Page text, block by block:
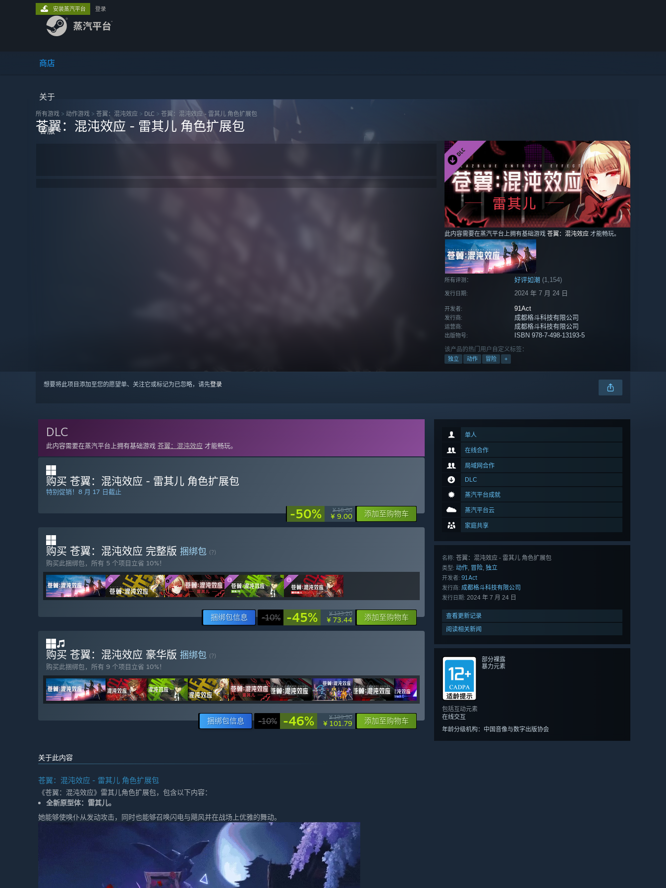
商店
关于
客服
安装蒸汽平台 登录
所有游戏 > 动作‎游戏 > 苍翼：混沌效应 > DLC > 苍翼：混沌效应 - 雷其儿 角色扩展包
苍翼：混沌效应 - 雷其儿 角色扩展包
此内容需要在蒸汽平台上拥有基础游戏 苍翼：混沌效应 才能畅玩。
所有评测： 好评如潮 (1,154)
发行日期: 2024 年 7 月 24 日
开发者: 91Act
发行商: 成都格斗科技有限公司
运营商: 成都格斗科技有限公司
出版物号: ISBN 978-7-498-13193-5
该产品的热门用户自定义标签：
独立 动作 冒险 +
想要将此项目添加至您的愿望单、关注它或标记为已忽略，请先登录
单人
在线合作
局域网合作
DLC
蒸汽平台成就
蒸汽平台云
家庭共享
名称: 苍翼：混沌效应 - 雷其儿 角色扩展包
类型: 动作, 冒险, 独立
开发者: 91Act
发行商: 成都格斗科技有限公司
发行日期: 2024 年 7 月 24 日
查看更新记录
阅读相关新闻
部分裸露
暴力元素
包括互动元素
在线交互
年龄分级机构：中国音像与数字出版协会
DLC
此内容需要在蒸汽平台上拥有基础游戏 苍翼：混沌效应 才能畅玩。
购买 苍翼：混沌效应 - 雷其儿 角色扩展包
特别促销！8 月 17 日截止
-50% ¥ 18.00
¥ 9.00 添加至购物车
购买 苍翼：混沌效应 完整版 捆绑包 (?)
购买此捆绑包，所有 5 个项目立省 10%！
捆绑包信息 -10% -45% ¥ 133.20
¥ 73.44 添加至购物车
购买 苍翼：混沌效应 豪华版 捆绑包 (?)
购买此捆绑包，所有 9 个项目立省 10%！
捆绑包信息 -10% -46% ¥ 189.90
¥ 101.79 添加至购物车
关于此内容
苍翼：混沌效应 - 雷其儿 角色扩展包
《苍翼：混沌效应》雷其儿角色扩展包，包含以下内容：
全新原型体：雷其儿。
她能够使唤仆从发动攻击，同时也能够召唤闪电与飓风并在战场上优雅的舞动。